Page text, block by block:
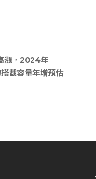
漲，2024年
載容量年增預估